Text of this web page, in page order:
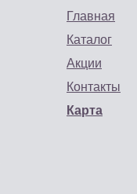
Главная
Каталог
Акции
Контакты
Карта